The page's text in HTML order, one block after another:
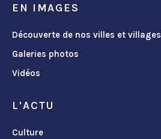
EN IMAGES
Découverte de nos villes et villages
Galeries photos
Vidéos
L'ACTU
Culture